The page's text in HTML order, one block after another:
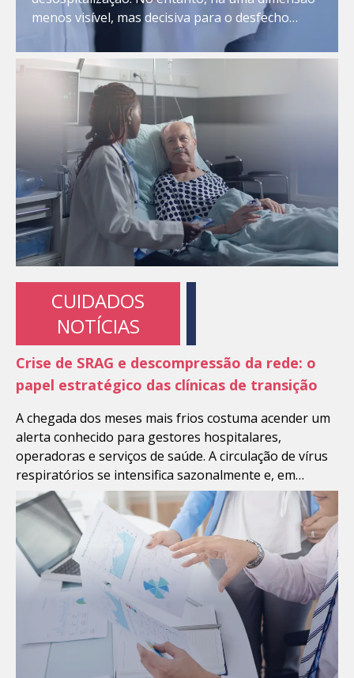
menos visível, mas decisiva para o desfecho
clínico e para a governança das operadoras: a
transferência segura das informações que
acompanham o paciente. Na prática, a alta de […]
CUIDADOS
NOTÍCIAS
Crise de SRAG e descompressão da rede: o
papel estratégico das clínicas de transição
A chegada dos meses mais frios costuma acender um
alerta conhecido para gestores hospitalares,
operadoras e serviços de saúde. A circulação de vírus
respiratórios se intensifica sazonalmente e, em
determinados períodos, esse movimento se traduz em
aumento das internações por Síndrome Respiratória
Aguda Grave (SRAG), pressionando emergências,
enfermarias e leitos de alta complexidade. Em 2026,
[…]